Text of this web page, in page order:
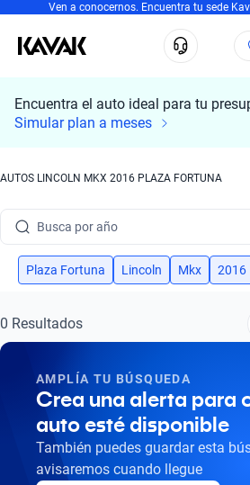
Ven a conocernos. Encuentra tu sede
Encuentra el auto ideal para tu
Simular plan a meses
AUTOS LINCOLN MKX 2016 PLAZA FORTUNA
Busca por marca
Busca por año
Busca por marca
Busca por versión
Busca por año
Plaza Fortuna Lincoln Mkx 2016
0 Resultados
AMPLÍA TU BÚSQUEDA
Crea una alerta para
auto esté disponible
También puedes guardar esta
avisaremos cuando llegue